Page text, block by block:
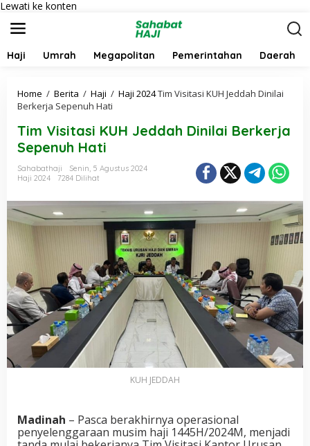
Lewati ke konten
Haji Umrah Megapolitan Pemerintahan Daerah
Home / Berita / Haji / Haji 2024Tim Visitasi KUH Jeddah Dinilai
Berkerja Sepenuh Hati
Tim Visitasi KUH Jeddah Dinilai Berkerja
Sepenuh Hati
Sahabathaji
Senin, 5 Agustus 2024
Haji 2024
7284 Dilihat
KUH JEDDAH
Madinah – Pasca berakhirnya operasional
penyelenggaraan musim haji 1445H/2024M, menjadi